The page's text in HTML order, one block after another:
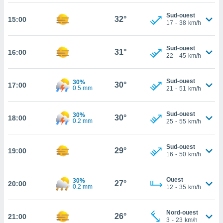
en
web.
les
15:00 32°
Sud-ouest
17 - 38 km/h
16:00 31°
Sud-ouest
22 - 45 km/h
17:00
30%
0.5 mm
30°
Sud-ouest
21 - 51 km/h
18:00
30%
0.2 mm
30°
Sud-ouest
25 - 55 km/h
19:00 29°
Sud-ouest
16 - 50 km/h
20:00
30%
0.2 mm
27°
Ouest
12 - 35 km/h
21:00 26°
Nord-ouest
3 - 23 km/h